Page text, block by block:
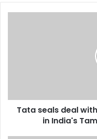
in
India's
Tata seals deal
in India's